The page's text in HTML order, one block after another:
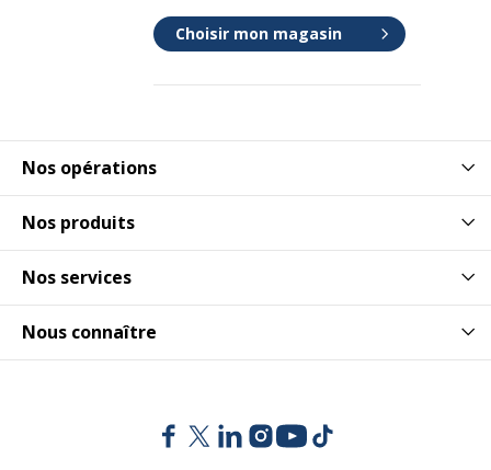
Nos opérations
Nos produits
Nos services
Nous connaître
Choisir mon magasin